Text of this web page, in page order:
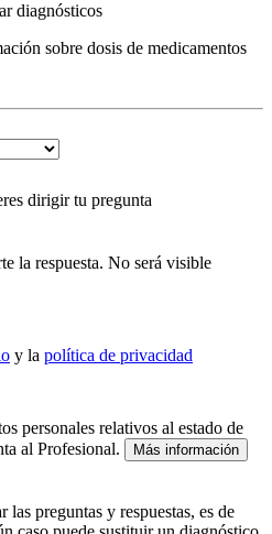
diagnósticos
sobre dosis de medicamentos
dirigir tu pregunta
la respuesta. No será visible
y la política de privacidad
personales relativos al estado de
al Profesional.
Más información
preguntas y respuestas, es de